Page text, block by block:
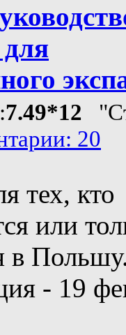
7.49*12
20
тех, кто
или
в
- 19